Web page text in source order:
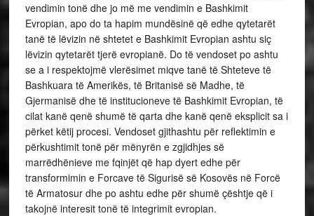
vendimin tonë dhe jo më me vendimin e Bashkimit
Evropian, apo do ta hapim mundësinë që edhe qytetarët
tanë të lëvizin në shtetet e Bashkimit Evropian ashtu siç
lëvizin qytetarët tjerë evropianë. Do të vendoset po ashtu
se a i respektojmë vlerësimet miqve tanë të Shteteve të
Bashkuara të Amerikës, të Britanisë së Madhe, të
Gjermanisë dhe të institucioneve të Bashkimit Evropian, të
cilat kanë qenë shumë të qarta dhe kanë qenë eksplicit sa i
përket këtij procesi. Vendoset gjithashtu për reflektimin e
përkushtimit tonë për mënyrën e zgjidhjes së
marrëdhënieve me fqinjët që hap dyert edhe për
transformimin e Forcave të Sigurisë së Kosovës në Forcë
të Armatosur dhe po ashtu edhe për shumë çështje që i
takojnë interesit tonë të integrimit evropian.